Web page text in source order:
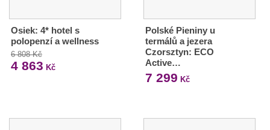
Osiek: 4* hotel s
polopenzí a wellness
6 808 Kč
4 863 Kč
Polské Pieniny u
termálů a jezera
Czorsztyn: ECO
Active…
7 299 Kč